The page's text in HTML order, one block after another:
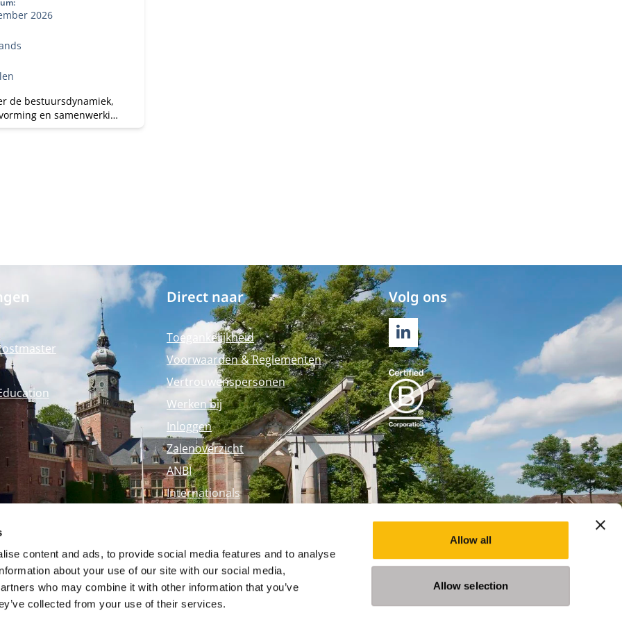
content and ads, to provide social media features and to analyse
about your use of our site with our social media,
who may combine it with other information that you’ve
collected from your use of their services.
Allow all
Allow selection
2026
de bestuursdynamiek,
en samenwerking
Direct naar
Toegankelijkheid
Voorwaarden & Reglementen
Vertrouwenspersonen
Werken bij
Inloggen
Zalenoverzicht
ANBI
Internationals
Volg ons
LINKEDIN